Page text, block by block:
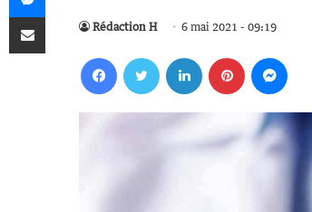
Rédaction H 6 mai 2021 - 09:19